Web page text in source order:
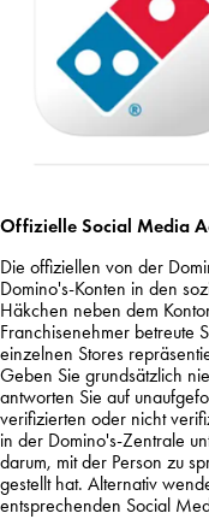
Offizielle Social Media
Die offiziellen von der
Domino's-Konten in den
Häkchen neben dem
Franchisenehmer betreute
einzelnen Stores
Geben Sie grundsätzlich
antworten Sie auf
verifizierten oder nicht
in der Domino's-Zentrale
darum, mit der Person zu
gestellt hat. Alternativ
entsprechenden Social